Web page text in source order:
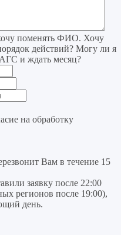
поменять ФИО. Хочу
действий? Могу ли я
и ждать месяц?
на обработку
Вам в течение 15
заявку после 22:00
регионов после 19:00),
день.